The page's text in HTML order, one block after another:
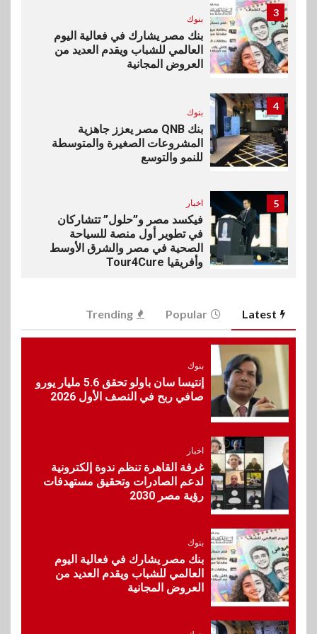
3
بنوك
بنك مصر يشارك في فعالية اليوم
العالمي للشباب ويقدم العديد من
العروض المجانية
4
بنوك
بنك QNB مصر يعزز جاهزية
المشروعات الصغيرة والمتوسطة
للنمو والتوسع
5 اخبار
فيكسد مصر و”حلول” تتشاركان
في تطوير أول منصة للسياحة
الصحية في مصر والشرق الأوسط
وأفريقيا Tour4Cure
هواوي: هاتف nova 15
Max بطارية ضخمة وتصميم متين
اقتصاد
في سوق تحويلات المصريين
بالخارج
8
ناتجاس
9
سوق وصلة
Latest
Popular
Trending
بنوك
إنتيسا سان باولو تحقق 5.6 مليار يورو
صافي ربح في النصف الأول 2026
اخبار
غرفة القاهرة تنظم ندوة إلكترونية
لدعم الصادرات وتحقيق مستهدفات
رؤية مصر 2030
بنوك
بنك مصر يشارك في فعالية اليوم
العالمي للشباب ويقدم العديد من
العروض المجانية